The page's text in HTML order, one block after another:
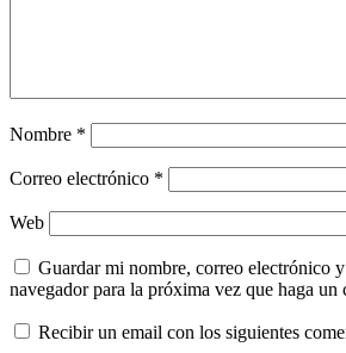
Nombre *
Correo electrónico *
Web
Guardar mi nombre, correo electrónico
navegador para la próxima vez que haga un
Recibir un email con los siguientes